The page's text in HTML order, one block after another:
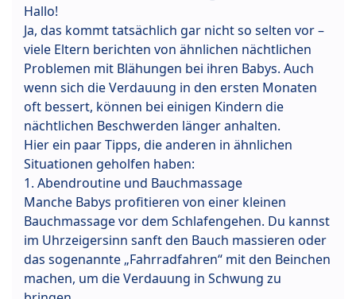
Hallo!
Ja, das kommt tatsächlich gar nicht so selten vor –
viele Eltern berichten von ähnlichen nächtlichen
Problemen mit Blähungen bei ihren Babys. Auch
wenn sich die Verdauung in den ersten Monaten
oft bessert, können bei einigen Kindern die
nächtlichen Beschwerden länger anhalten.
Hier ein paar Tipps, die anderen in ähnlichen
Situationen geholfen haben:
1. Abendroutine und Bauchmassage
Manche Babys profitieren von einer kleinen
Bauchmassage vor dem Schlafengehen. Du kannst
im Uhrzeigersinn sanft den Bauch massieren oder
das sogenannte „Fahrradfahren“ mit den Beinchen
machen, um die Verdauung in Schwung zu